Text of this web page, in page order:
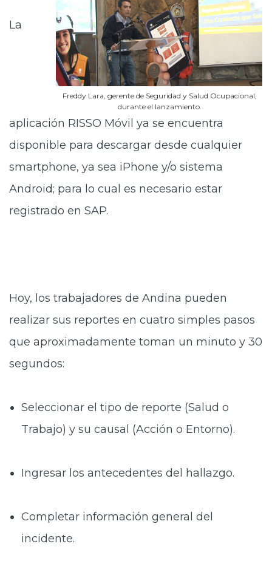
Freddy Lara, gerente de Seguridad y Salud Ocupacional,
durante el lanzamiento.
La
aplicación RISSO Móvil ya se encuentra
disponible para descargar desde cualquier
smartphone, ya sea iPhone y/o sistema
Android; para lo cual es necesario estar
registrado en SAP.
Hoy, los trabajadores de Andina pueden
realizar sus reportes en cuatro simples pasos
que aproximadamente toman un minuto y 30
segundos:
Seleccionar el tipo de reporte (Salud o
Trabajo) y su causal (Acción o Entorno).
Ingresar los antecedentes del hallazgo.
Completar información general del
incidente.